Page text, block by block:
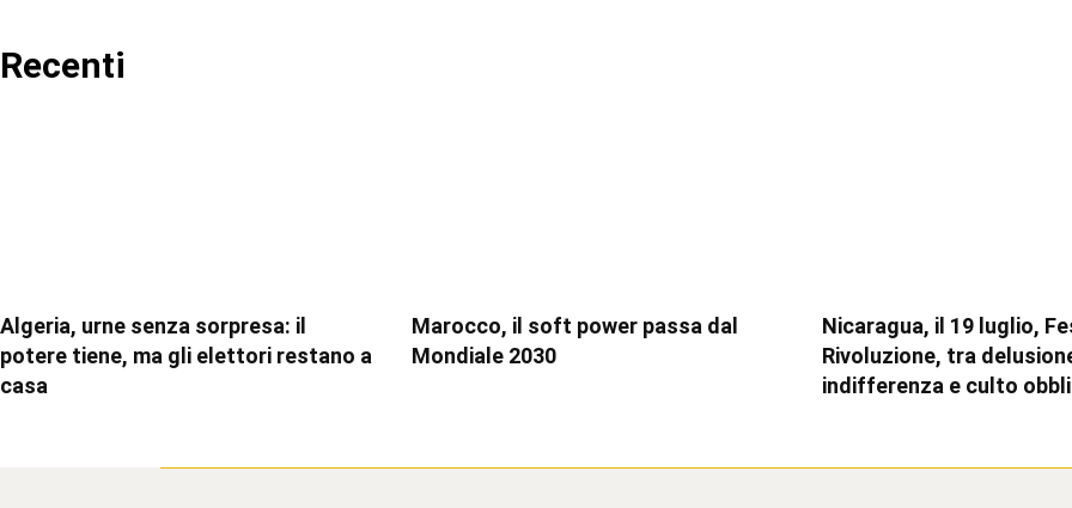
Recenti
Algeria, urne senza sorpresa: il
potere tiene, ma gli elettori restano a
casa
Marocco, il soft power passa dal
Mondiale 2030
Nicaragua, il 19 luglio,
Rivoluzione, tra
indifferenza e culto